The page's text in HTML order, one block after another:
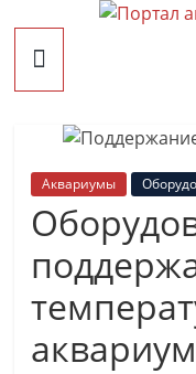
содержимому
Портал
аквариумиста
AQUAFISH
Аквариумы